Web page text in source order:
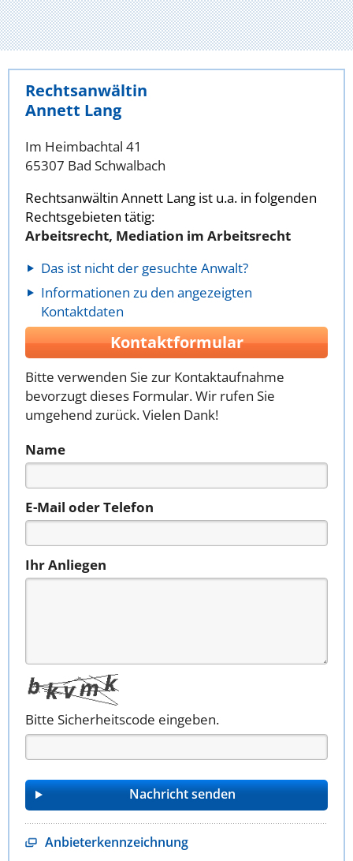
Rechtsanwältin
Annett Lang
Im Heimbachtal 41
65307 Bad Schwalbach
Rechtsanwältin Annett Lang ist u.a. in folgenden
Rechtsgebieten tätig:
Arbeitsrecht, Mediation im Arbeitsrecht
Das ist nicht der gesuchte Anwalt?
Informationen zu den angezeigten
Kontaktdaten
Kontaktformular
Bitte verwenden Sie zur Kontaktaufnahme
bevorzugt dieses Formular. Wir rufen Sie
umgehend zurück. Vielen Dank!
Name
E-Mail oder Telefon
Ihr Anliegen
Bitte Sicherheitscode eingeben.
Anbieterkennzeichnung